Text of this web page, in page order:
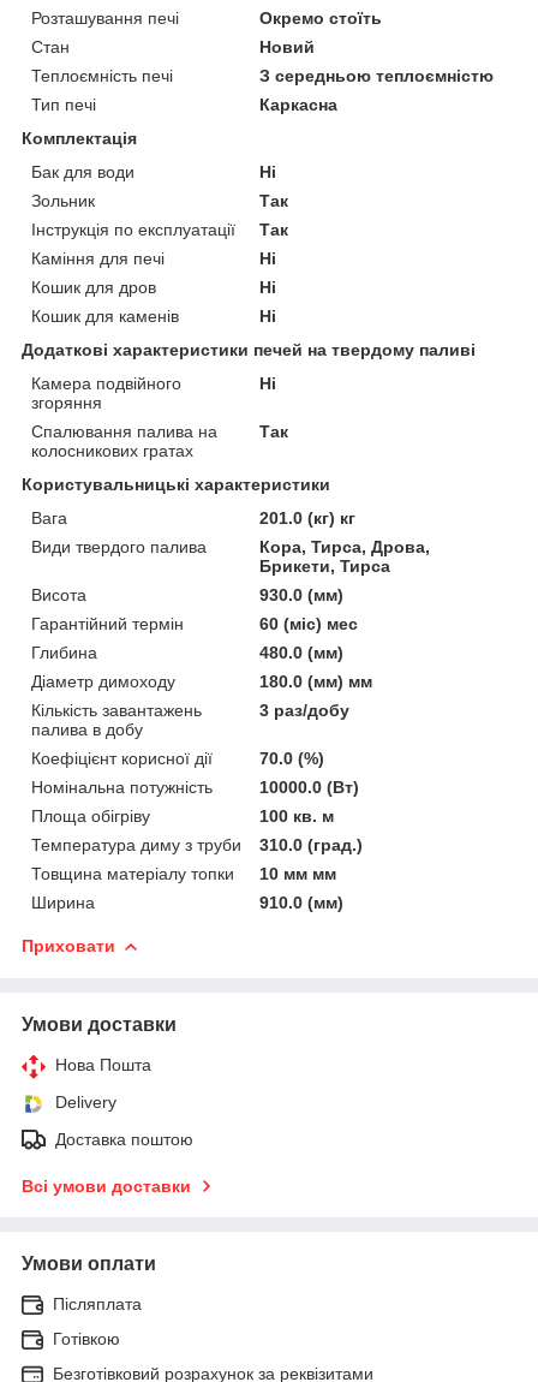
Розташування печі
Окремо стоїть
Стан
Новий
Теплоємність печі
З середньою теплоємністю
Тип печі
Каркасна
Комплектація
Бак для води
Ні
Зольник
Так
Інструкція по експлуатації
Так
Каміння для печі
Ні
Кошик для дров
Ні
Кошик для каменів
Ні
Додаткові характеристики печей на твердому паливі
Камера подвійного
згоряння
Ні
Спалювання палива на
колосникових гратах
Так
Користувальницькі характеристики
Вага
201.0 (кг) кг
Види твердого палива
Кора, Тирса, Дрова,
Брикети, Тирса
Висота
930.0 (мм)
Гарантійний термін
60 (міс) мес
Глибина
480.0 (мм)
Діаметр димоходу
180.0 (мм) мм
Кількість завантажень
палива в добу
3 раз/добу
Коефіцієнт корисної дії
70.0 (%)
Номінальна потужність
10000.0 (Вт)
Площа обігріву
100 кв. м
Температура диму з труби
310.0 (град.)
Товщина матеріалу топки
10 мм мм
Ширина
910.0 (мм)
Приховати
Умови доставки
Нова Пошта
Delivery
Доставка поштою
Всі умови доставки
Умови оплати
Післяплата
Готівкою
Безготівковий розрахунок за реквізитами